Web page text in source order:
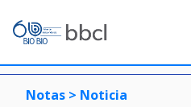
Notas > Noticia